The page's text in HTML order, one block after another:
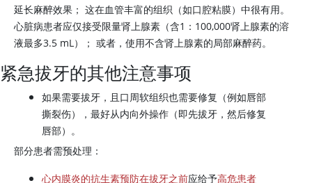
延长麻醉效果； 这在血管丰富的组织（如口腔粘膜）中很有用。
心脏病患者应仅接受限量肾上腺素（含1：100,000肾上腺素的溶
液最多3.5 mL）； 或者，使用不含肾上腺素的局部麻醉药。
紧急拔牙的其他注意事项
如果需要拔牙，且口周软组织也需要修复（例如唇部
撕裂伤），最好从内向外操作（即先拔牙，然后修复
唇部）。
部分患者需预处理：
心内膜炎的抗生素预防在拔牙之前应给予高危患者